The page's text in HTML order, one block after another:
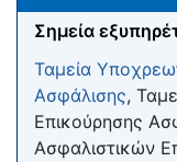
Σημεία
Ταμεία
Ασφάλισης,
Επικούρησης
Ασφαλιστικών